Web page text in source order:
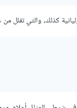
كذلك، والتي تقلل